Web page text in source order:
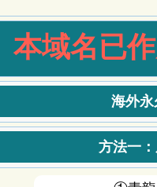
本域名已
海外
方法一